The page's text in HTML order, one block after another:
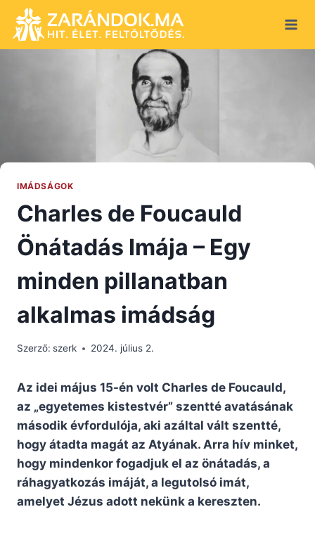
content
IMÁDSÁGOK
Charles de Foucauld
Önátadás Imája – Egy
minden pillanatban
alkalmas imádság
Szerző: szerk 2024. július 2.
Az idei május 15-én volt Charles de Foucauld,
az „egyetemes kistestvér” szentté avatásának
második évfordulója, aki azáltal vált szentté,
hogy átadta magát az Atyának. Arra hív minket,
hogy mindenkor fogadjuk el az önátadás, a
ráhagyatkozás imáját, a legutolsó imát,
amelyet Jézus adott nekünk a kereszten.